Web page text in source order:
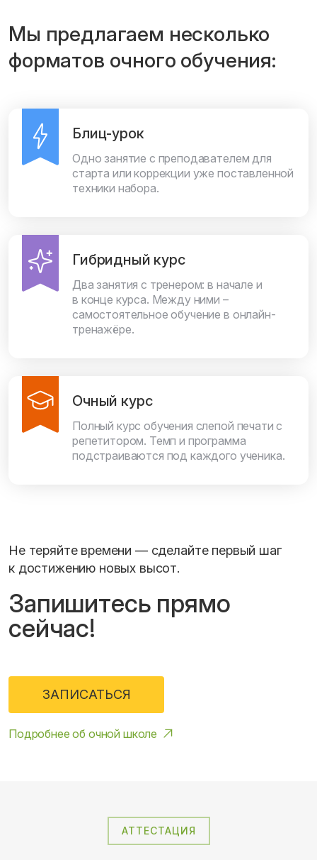
Мы предлагаем несколько
форматов очного обучения:
Блиц-урок
Одно занятие с преподавателем для
старта или коррекции уже поставленной
техники набора.
Гибридный курс
Два занятия с тренером: в начале и
в конце курса. Между ними –
самостоятельное обучение в онлайн-
тренажёре.
Очный курс
Полный курс обучения слепой печати с
репетитором. Темп и программа
подстраиваются под каждого ученика.
Не теряйте времени — сделайте первый шаг
к достижению новых высот.
Запишитесь прямо
сейчас!
ЗАПИСАТЬСЯ
Подробнее об очной школе
АТТЕСТАЦИЯ